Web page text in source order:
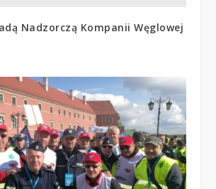
Nadzorczą Kompanii Węglowej